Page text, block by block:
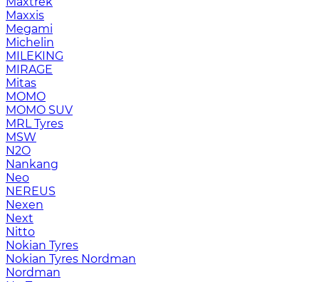
Maxxis
Megami
Michelin
MILEKING
MIRAGE
Mitas
MOMO
MOMO SUV
MRL Tyres
MSW
N2O
Nankang
Neo
NEREUS
Nexen
Next
Nitto
Nokian Tyres
Nokian Tyres Nordman
Nordman